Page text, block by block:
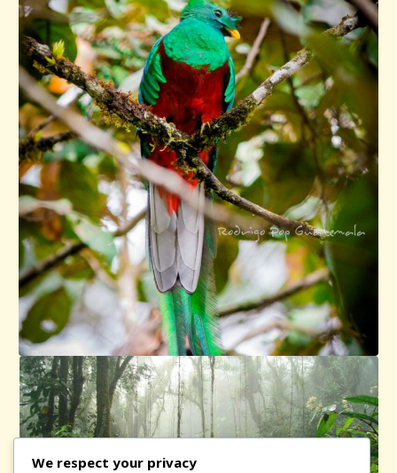
We respect your privacy